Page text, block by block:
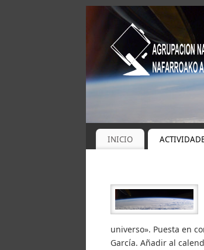
INICIO
universo». Puesta en
García. Añadir al